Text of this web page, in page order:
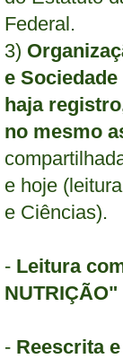
Federal.
3)
e
haja
no mesmo
e hoje
e Ciências).
- Leitura
NUTRIÇÃO"
- Reescrita